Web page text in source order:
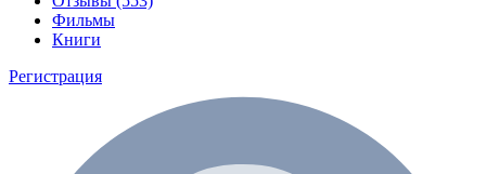
Фильмы
Книги
Регистрация